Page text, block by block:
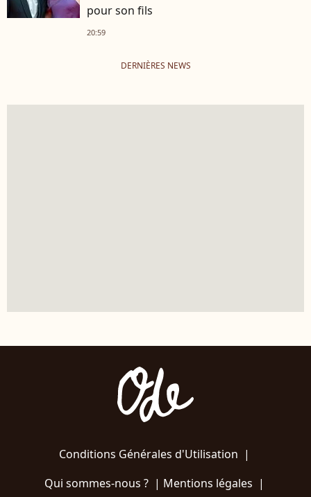
pour son fils
20:59
DERNIÈRES NEWS
Conditions Générales d'Utilisation |
Qui sommes-nous ?| Mentions légales |